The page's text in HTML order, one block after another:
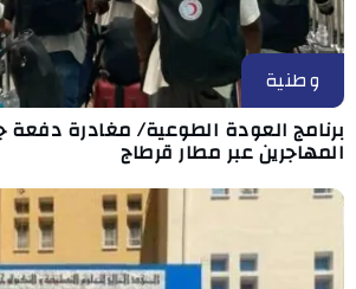
وطنية
برنامج العودة الطوعية/ مغادرة دفعة
المهاجرين عبر مطار قرطاج